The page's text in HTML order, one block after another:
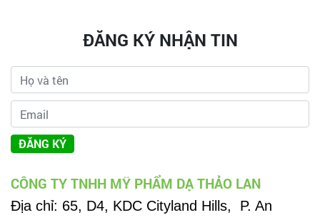
ĐĂNG KÝ NHẬN TIN
ĐĂNG KÝ
CÔNG TY TNHH MỸ PHẨM DẠ THẢO LAN
Địa chỉ: 65, D4, KDC Cityland Hills, P. An